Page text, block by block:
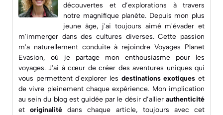
découvertes et d’explorations à travers
notre magnifique planète. Depuis mon plus
jeune âge, j'ai toujours aimé m'évader et
m'immerger dans des cultures diverses. Cette passion
m'a naturellement conduite à rejoindreVoyages Planet
Evasion, où je partage mon enthousiasme pour les
voyages. J'ai à cœur de créer des aventures uniques qui
vous permettent d'explorer les destinations exotiques et
de vivre pleinement chaque expérience. Mon implication
au sein du blog est guidée par le désir d’allier authenticité
etoriginalité dans chaque article, toujours avec cet